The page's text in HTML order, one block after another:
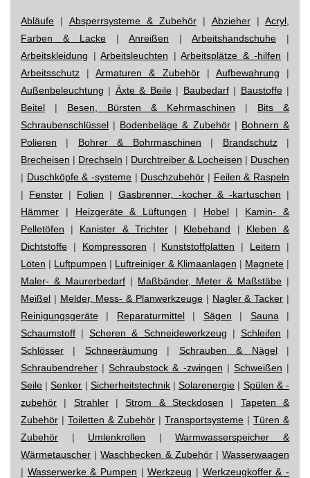
Abläufe | Absperrsysteme & Zubehör | Abzieher| Acryl,
Farben & Lacke | Anreißen | Arbeitshandschuhe |
Arbeitskleidung |Arbeitsleuchten |Arbeitsplätze & -hilfen |
Arbeitsschutz |Armaturen & Zubehör| Aufbewahrung |
Außenbeleuchtung | Äxte & Beile| Baubedarf| Baustoffe|
Beitel | Besen, Bürsten & Kehrmaschinen | Bits &
Schraubenschlüssel | Bodenbeläge & Zubehör| Bohnern &
Polieren | Bohrer & Bohrmaschinen | Brandschutz|
Brecheisen | Drechseln | Durchtreiber & Locheisen | Duschen
| Duschköpfe & -systeme | Duschzubehör | Feilen & Raspeln
| Fenster | Folien | Gasbrenner, -kocher & -kartuschen |
Hämmer | Heizgeräte & Lüftungen | Hobel| Kamin- &
Pelletöfen | Kanister & Trichter| Klebeband | Kleben &
Dichtstoffe | Kompressoren | Kunststoffplatten | Leitern |
Löten | Luftpumpen | Luftreiniger & Klimaanlagen | Magnete|
Maler- & Maurerbedarf | Maßbänder, Meter & Maßstäbe |
Meißel | Melder, Mess- & Planwerkzeuge | Nagler & Tacker |
Reinigungsgeräte | Reparaturmittel| Sägen | Sauna |
Schaumstoff |Scheren & Schneidewerkzeug | Schleifen |
Schlösser | Schneeräumung | Schrauben & Nägel|
Schraubendreher |Schraubstock & -zwingen | Schweißen |
Seile |Senker | Sicherheitstechnik|Solarenergie | Spülen & -
zubehör | Strahler|Strom & Steckdosen | Tapeten &
Zubehör | Toiletten & Zubehör | Transportsysteme | Türen &
Zubehör | Umlenkrollen |Warmwasserspeicher &
Wärmetauscher |Waschbecken & Zubehör|Wasserwaagen
| Wasserwerke & Pumpen |Werkzeug | Werkzeugkoffer & -